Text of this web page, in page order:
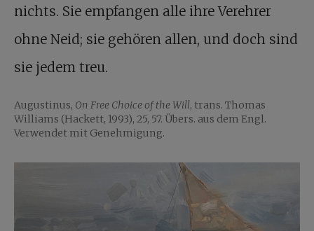
nichts. Sie empfangen alle ihre Verehrer
ohne Neid; sie gehören allen, und doch sind
sie jedem treu.
Augustinus, On Free Choice of the Will, trans. Thomas
Williams (Hackett, 1993), 25, 57. Übers. aus dem Engl.
Verwendet mit Genehmigung.